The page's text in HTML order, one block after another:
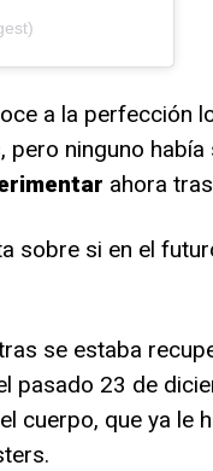
a la perfección
pero ninguno había
ahora
sobre si en el
se estaba
pasado 23 de
cuerpo, que ya le